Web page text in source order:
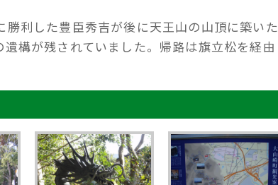
利した豊臣秀吉が後に天王山の山頂に築いた
構が残されていました。帰路は旗立松を経由